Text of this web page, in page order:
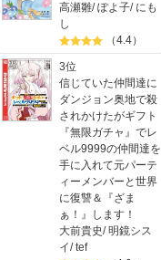
高瀬雛/ぽよ子/ にも
し
（4.4）
3位
信じていた仲間達に
ダンジョン奥地で殺
されかけたがギフト
『無限ガチャ』でレ
ベル9999の仲間達を
手に入れて元パーテ
ィーメンバーと世界
に復讐＆『ざま
ぁ！』します！
大前貴史/明鏡シス
イ/tef